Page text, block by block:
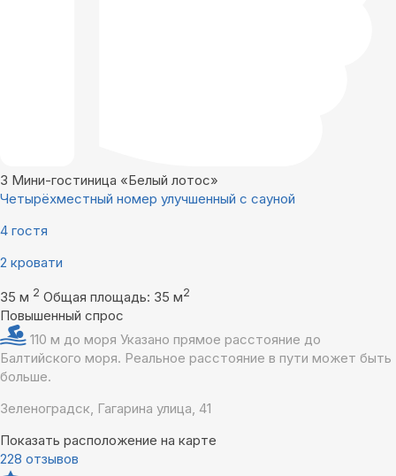
3 Мини-гостиница «Белый лотос»
Четырёхместный номер улучшенный с сауной
4 гостя
2 кровати
35 м 2 Общая площадь: 35 м2
Повышенный спрос
110 м до моря Указано прямое расстояние до
Балтийского моря. Реальное расстояние в пути может быть
больше.
Зеленоградск, Гагарина улица, 41
Показать расположение на карте
228 отзывов